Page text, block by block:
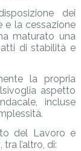
dei
e la cessazione
maturato una
di stabilità e
la propria
aspetto
incluse
del Lavoro e
l’altro, di: